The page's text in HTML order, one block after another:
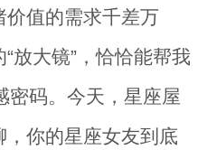
值的需求千差万
放大镜”，恰恰能帮我
密码。今天，星座屋
你的星座女友到底